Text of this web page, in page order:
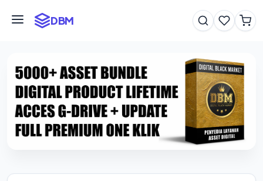
DBM